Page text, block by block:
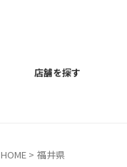
店舗を探す
HOME > 福井県